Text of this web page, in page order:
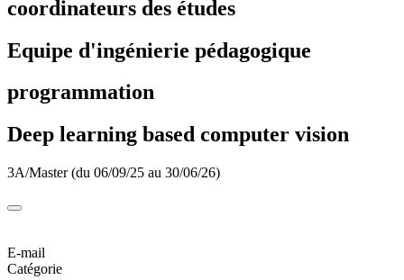
coordinateurs des études
Equipe d'ingénierie pédagogique
programmation
Deep learning based computer vision
3A/Master (du 06/09/25 au 30/06/26)
E-mail
Catégorie